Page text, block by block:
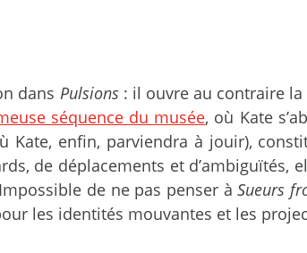
dans Pulsions : il ouvre au contraire
séquence du musée, où Kate
Kate, enfin, parviendra à jouir),
de déplacements et
de ne pas penser àSueurs
les identités mouvantes et les